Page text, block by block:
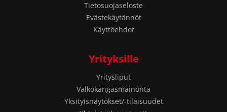
Tietosuojaseloste
Evästekäytännöt
Käyttöehdot
Yrityksille
Yritysliput
Valkokangasmainonta
Yksityisnäytökset/-tilaisuudet